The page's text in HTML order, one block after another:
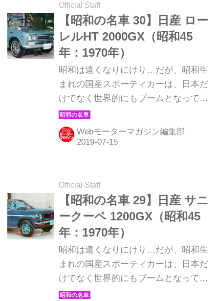
Official Staff
【昭和の名車 30】日産 ロー
レルHT 2000GX（昭和45
年：1970年）
昭和は遠くなりにけり…だが、昭和生
まれの国産スポーティカーは、日本だ
けでなく世界的にもブームとなってい
る。そんな昭和の名車たちを時系列で
紹介していこう。ここでは1970年発売
の日産 ローレルHT 2000GXを解説。
Webモーターマガジン編集部
Official Staff
【昭和の名車 29】日産 サニ
ークーペ 1200GX（昭和45
年：1970年）
昭和は遠くなりにけり…だが、昭和生
まれの国産スポーティカーは、日本だ
けでなく世界的にもブームとなってい
る。そんな昭和の名車たちを時系列で